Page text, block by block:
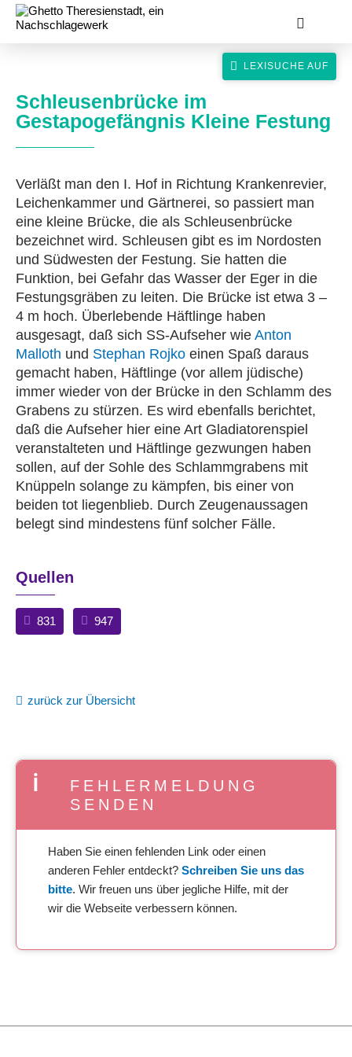
suche
Schleusenbrücke im
Gestapogefängnis Kleine Festung
Verläßt man den I. Hof in Richtung Krankenrevier,
Leichenkammer und Gärtnerei, so passiert man
eine kleine Brücke, die als Schleusenbrücke
bezeichnet wird. Schleusen gibt es im Nordosten
und Südwesten der Festung. Sie hatten die
Funktion, bei Gefahr das Wasser der Eger in die
Festungsgräben zu leiten. Die Brücke ist etwa 3 –
4 m hoch. Überlebende Häftlinge haben
ausgesagt, daß sich SS-Aufseher wie Anton
Malloth und Stephan Rojko einen Spaß daraus
gemacht haben, Häftlinge (vor allem jüdische)
immer wieder von der Brücke in den Schlamm des
Grabens zu stürzen. Es wird ebenfalls berichtet,
daß die Aufseher hier eine Art Gladiatorenspiel
veranstalteten und Häftlinge gezwungen haben
sollen, auf der Sohle des Schlammgrabens mit
Knüppeln solange zu kämpfen, bis einer von
beiden tot liegenblieb. Durch Zeugenaussagen
belegt sind mindestens fünf solcher Fälle.
Quellen
831 947
zurück zur Übersicht
FEHLERMELDUNG
SENDEN
Haben Sie einen fehlenden Link oder einen
anderen Fehler entdeckt? Schreiben Sie uns das
bitte. Wir freuen uns über jegliche Hilfe, mit der
wir die Webseite verbessern können.